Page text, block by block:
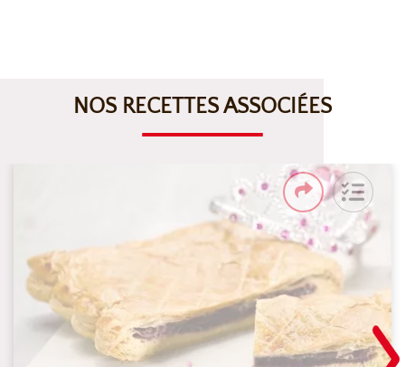
NOS RECETTES ASSOCIÉES